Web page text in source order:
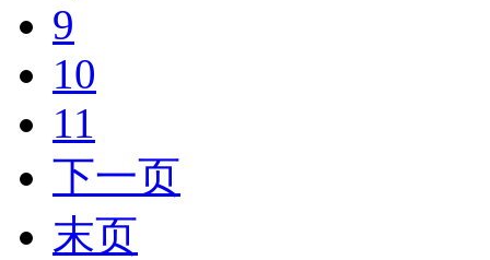
9
10
11
下一页
末页